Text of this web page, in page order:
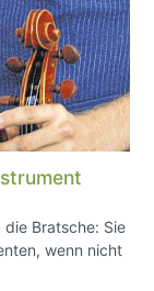
die Bratsche: Sie
wenn nicht